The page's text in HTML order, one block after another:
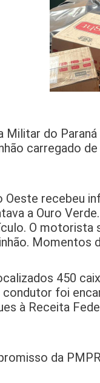
Militar do
carregado
Oeste recebeu
a Ouro
O
450
foi
à Receita
da